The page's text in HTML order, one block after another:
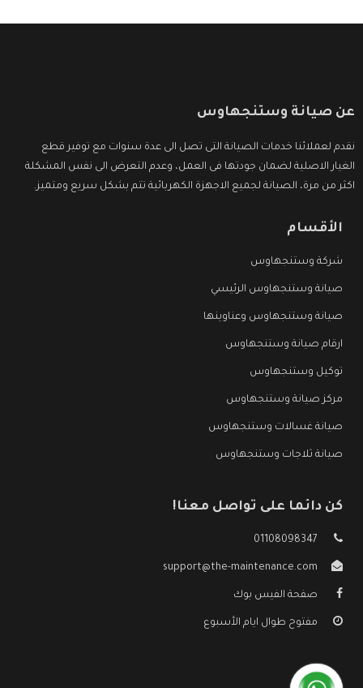
عن صيانة وستنجهاوس
نقدم لعملائنا خدمات الصيانة التى تصل الى عدة سنوات مع توفير قطع
الغيار الاصلية لضمان جودتها فى العمل، وعدم التعرض الى نفس المشكلة
اكثر من مرة، الصيانة لجميع الاجهزة الكهربائية تتم بشكل سريع ومتميز.
الأقسام
شركة وستنجهاوس
صيانة وستنجهاوس الرئيسي
صيانة وستنجهاوس وعناوينها
ارقام صيانة وستنجهاوس
توكيل وستنجهاوس
مركز صيانة وستنجهاوس
صيانة غسالات وستنجهاوس
صيانة ثلاجات وستنجهاوس
كن دائما على تواصل معنا!
01108098347
support@the-maintenance.com
صفحة الفيس بوك
مفتوح طوال ايام الأسبوع